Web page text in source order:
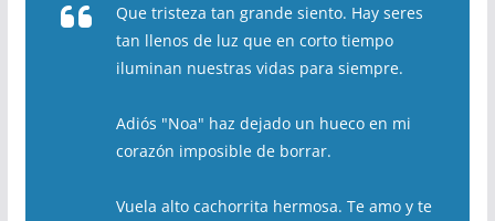
Que tristeza tan grande siento. Hay seres
tan llenos de luz que en corto tiempo
iluminan nuestras vidas para siempre.
Adiós "Noa" haz dejado un hueco en mi
corazón imposible de borrar.
Vuela alto cachorrita hermosa. Te amo y te